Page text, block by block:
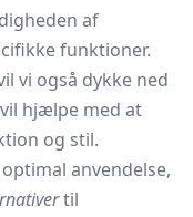
af
funktioner.
vi også dykke ned
hjælpe med at
og stil.
anvendelse,
til